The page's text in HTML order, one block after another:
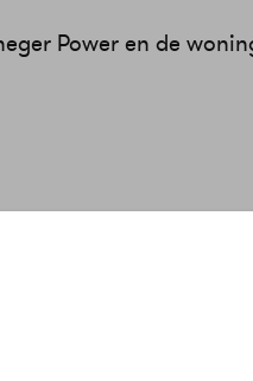
Power en de